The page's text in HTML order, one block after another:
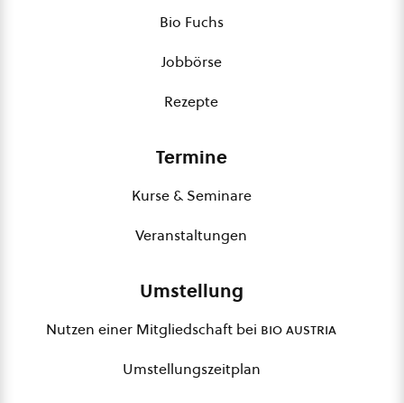
Bio Fuchs
Jobbörse
Rezepte
Termine
Kurse & Seminare
Veranstaltungen
Umstellung
Nutzen einer Mitgliedschaft bei bio austria
Umstellungszeitplan